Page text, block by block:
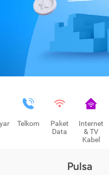
Telkom
Paket
Data
Internet
& TV
Kabel
Pulsa